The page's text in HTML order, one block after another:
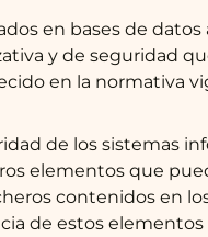
en bases de
y de seguridad
en la normativa
de los sistemas
elementos que
contenidos en
de estos elementos